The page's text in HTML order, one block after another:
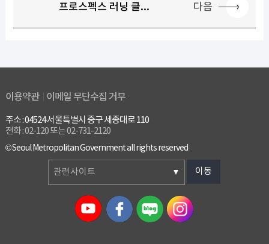
프로스펙스 러닝 클... 다음
이용약관 이메일 무단수집 거부
주소 : 04524 서울특별시 중구 세종대로 110
전화 : 02-120 또는 02-731-2120
© Seoul Metropolitan Government all rights reserved
관련사이트 이동